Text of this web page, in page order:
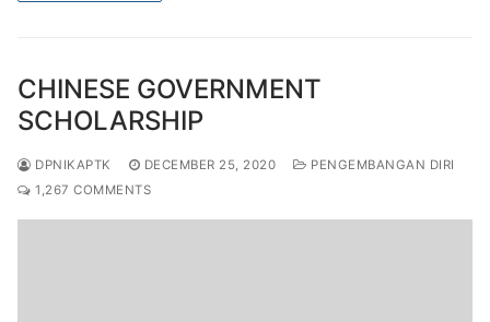
CHINESE GOVERNMENT
SCHOLARSHIP
DPNIKAPTK DECEMBER 25, 2020
PENGEMBANGAN DIRI
1,267 COMMENTS